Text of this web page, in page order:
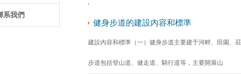
系我們
健身步道的建設內容和標準
建設內容和標準（一）健身步道主要建于河畔、田園、
步道包括登山道、健走道、騎行道等，主要開展山